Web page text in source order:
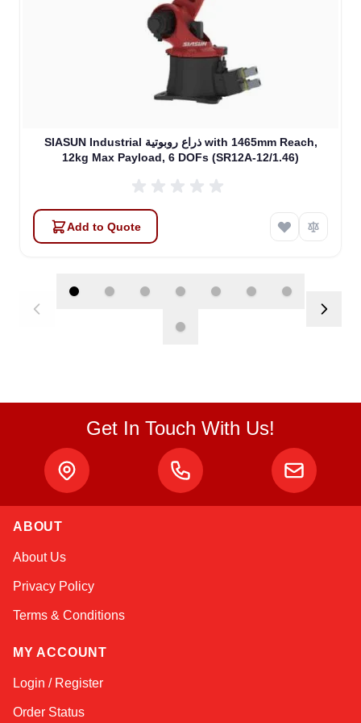
SIASUN Industrial ذراع روبوتية with 1465mm Reach,
12kg Max Payload, 6 DOFs (SR12A-12/1.46)
Add to Quote
Get In Touch With Us!
ABOUT
About Us
Privacy Policy
Terms & Conditions
MY ACCOUNT
Login / Register
Order Status